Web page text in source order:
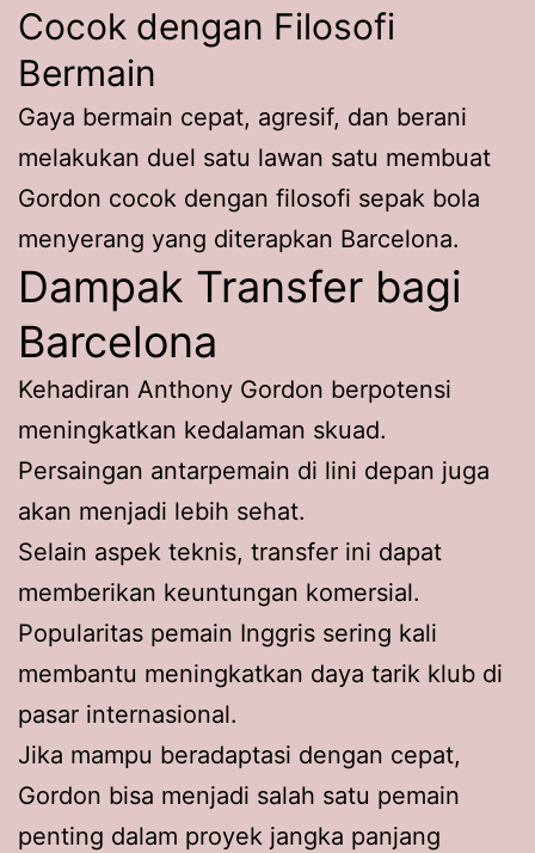
Cocok dengan Filosofi
Bermain
Gaya bermain cepat, agresif, dan berani
melakukan duel satu lawan satu membuat
Gordon cocok dengan filosofi sepak bola
menyerang yang diterapkan Barcelona.
Dampak Transfer bagi
Barcelona
Kehadiran Anthony Gordon berpotensi
meningkatkan kedalaman skuad.
Persaingan antarpemain di lini depan juga
akan menjadi lebih sehat.
Selain aspek teknis, transfer ini dapat
memberikan keuntungan komersial.
Popularitas pemain Inggris sering kali
membantu meningkatkan daya tarik klub di
pasar internasional.
Jika mampu beradaptasi dengan cepat,
Gordon bisa menjadi salah satu pemain
penting dalam proyek jangka panjang